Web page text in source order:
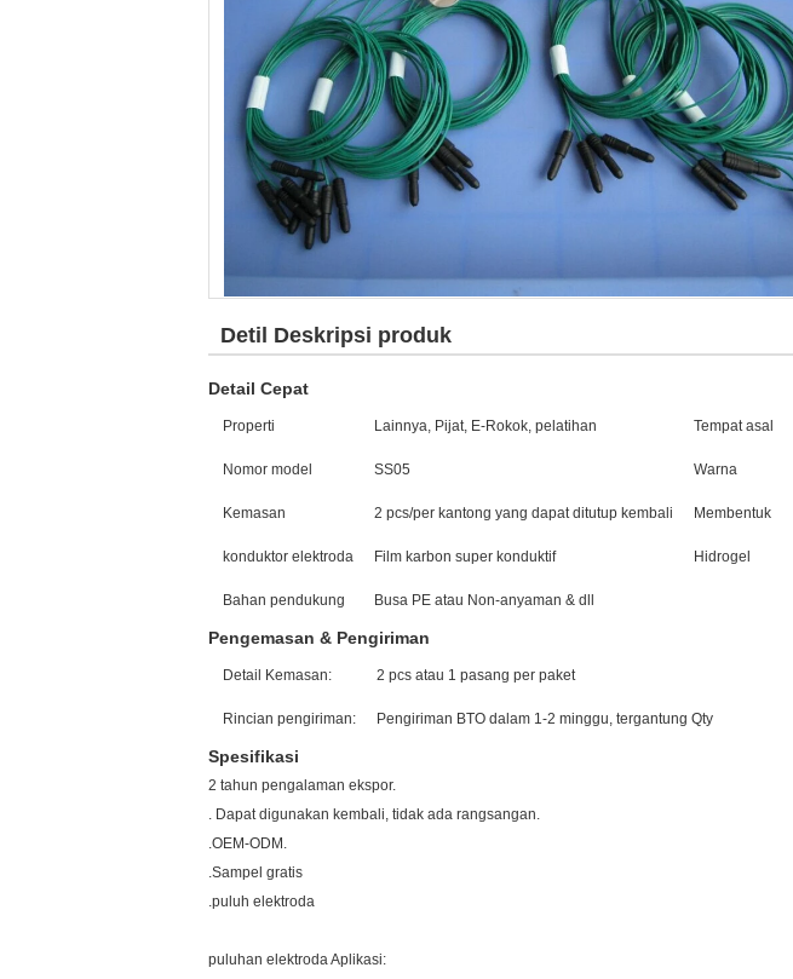
Detil Deskripsi produk
Detail Cepat
Properti Lainnya, Pijat, E-Rokok, pelatihan Tempat asal
Nomor model SS05 Warna
Kemasan 2 pcs/per kantong yang dapat ditutup kembali Membentuk
konduktor elektroda Film karbon super konduktif Hidrogel
Bahan pendukung Busa PE atau Non-anyaman & dll
Pengemasan & Pengiriman
Detail Kemasan: 2 pcs atau 1 pasang per paket
Rincian pengiriman: Pengiriman BTO dalam 1-2 minggu, tergantung Qty
Spesifikasi
2 tahun pengalaman ekspor.
. Dapat digunakan kembali, tidak ada rangsangan.
.OEM-ODM.
.Sampel gratis
.puluh elektroda
puluhan elektroda Aplikasi: